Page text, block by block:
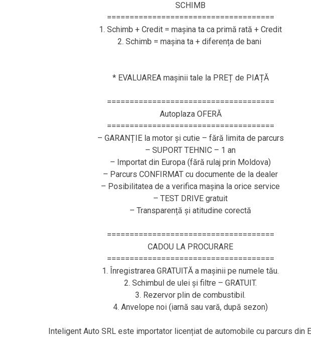
SCHIMB
=====================================
1. Schimb + Credit = mașina ta ca primă rată + Credit
2. Schimb = mașina ta + diferența de bani
* EVALUAREA mașinii tale la PREȚ de PIAȚĂ
=====================================
Autoplaza OFERĂ
=====================================
– GARANȚIE la motor și cutie – fără limita de parcurs
– SUPORT TEHNIC – 1 an
– Importat din Europa (fără rulaj prin Moldova)
– Parcurs CONFIRMAT cu documente de la dealer
– Posibilitatea de a verifica mașina la orice service
– TEST DRIVE gratuit
– Transparență și atitudine corectă
=====================================
CADOU LA PROCURARE
=====================================
1. Înregistrarea GRATUITĂ a mașinii pe numele tău.
2. Schimbul de ulei și filtre – GRATUIT.
3. Rezervor plin de combustibil.
4. Anvelope noi (iarnă sau vară, după sezon)
Inteligent Auto SRL este importator licențiat de automobile cu parcurs din